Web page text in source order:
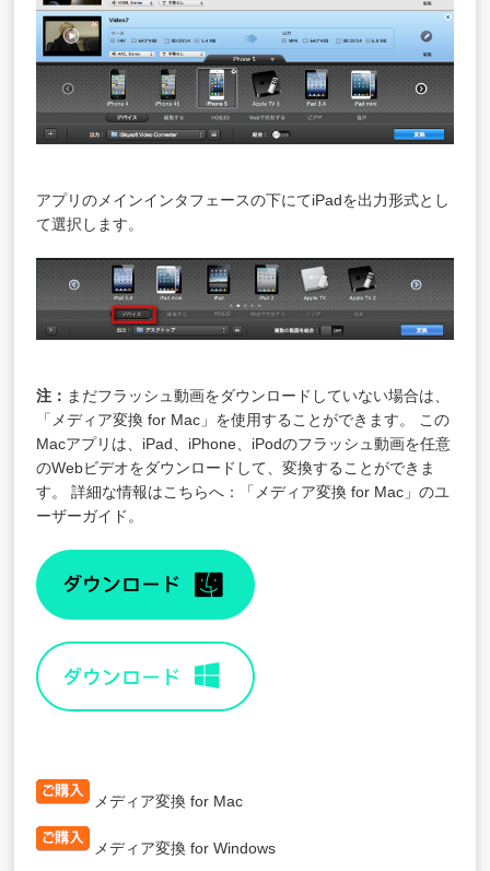
アプリのメインインタフェースの下にてiPadを出力形式とし
て選択します。
注 ： まだフラッシュ動画をダウンロードしていない場合は、
「メディア変換 for Mac」を使用することができます。 この
Macアプリは、iPad、iPhone、iPodのフラッシュ動画を任意
のWebビデオをダウンロードして、変換することができま
す。 詳細な情報はこちらへ：
「メディア変換 for Mac」のユ
ーザーガイド 。
メディア変換 for Mac
メディア変換 for Windows